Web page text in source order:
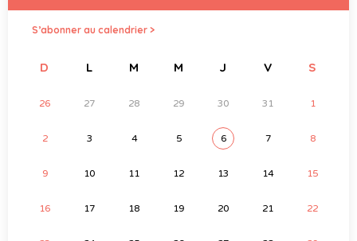
S’abonner au calendrier >
D L M M J V S
26 27 28 29 30 31 1
2 3 4 5 6 7 8
9 10 11 12 13 14 15
16 17 18 19 20 21 22